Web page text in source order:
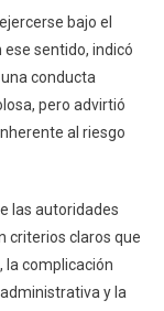
bajo el
sentido, indicó
conducta
pero advirtió
al riesgo
las autoridades
criterios claros que
la complicación
y la